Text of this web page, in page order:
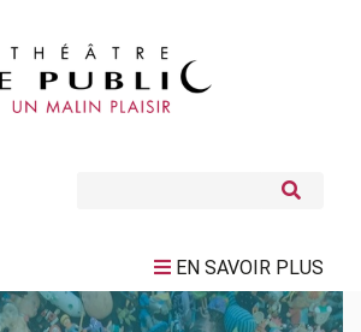
EN SAVOIR PLUS